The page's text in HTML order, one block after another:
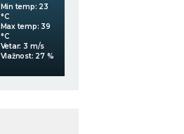
Min temp: 23
°C
Max temp: 39
°C
Vetar: 3 m/s
Vlažnost: 27 %